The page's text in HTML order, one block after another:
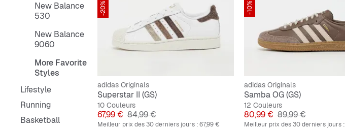
New Balance
530
New Balance
9060
More Favorite
Styles
Lifestyle
Running
Basketball
-20%
adidas Originals
Superstar II (GS)
10 Couleurs
Prix
67,99 € Prix original
84,99 €
Meilleur prix des 30 derniers jours :67,99 €
-10%
adidas Originals
Samba OG (GS)
12 Couleurs
Prix
80,99 € Prix original
89,99 €
Meilleur prix des 30 derniers jours :